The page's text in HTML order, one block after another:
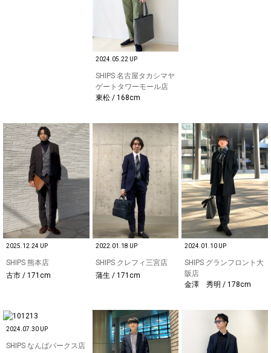
2024.05.22 UP
SHIPS 名古屋タカシマヤ
ゲートタワーモール店
東松 / 168cm
2025.12.24 UP
SHIPS 熊本店
古市 / 171cm
2022.01.18 UP
SHIPS クレフィ三宮店
蒲生 / 171cm
2024.01.10 UP
SHIPS グランフロント大
阪店
金澤 秀明 / 178cm
2024.07.30 UP
SHIPS なんばパークス店